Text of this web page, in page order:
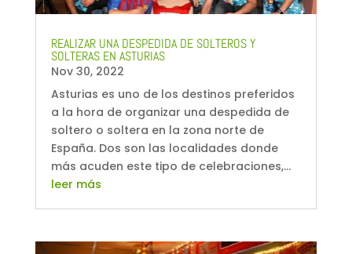
REALIZAR UNA DESPEDIDA DE SOLTEROS Y
SOLTERAS EN ASTURIAS
Nov 30, 2022
Asturias es uno de los destinos preferidos
a la hora de organizar una despedida de
soltero o soltera en la zona norte de
España. Dos son las localidades donde
más acuden este tipo de celebraciones,...
leer más